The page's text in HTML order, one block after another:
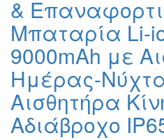
&
Μπαταρία Li-
9000mAh με
Ημέρας-
Αισθητήρα
Αδιάβροχο